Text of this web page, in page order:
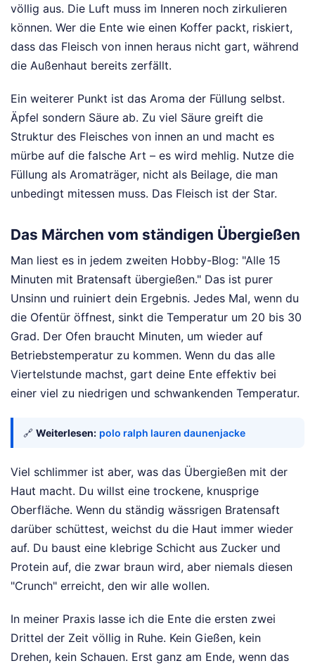
völlig aus. Die Luft muss im Inneren noch zirkulieren
können. Wer die Ente wie einen Koffer packt, riskiert,
dass das Fleisch von innen heraus nicht gart, während
die Außenhaut bereits zerfällt.
Ein weiterer Punkt ist das Aroma der Füllung selbst.
Äpfel sondern Säure ab. Zu viel Säure greift die
Struktur des Fleisches von innen an und macht es
mürbe auf die falsche Art – es wird mehlig. Nutze die
Füllung als Aromaträger, nicht als Beilage, die man
unbedingt mitessen muss. Das Fleisch ist der Star.
Das Märchen vom ständigen Übergießen
Man liest es in jedem zweiten Hobby-Blog: "Alle 15
Minuten mit Bratensaft übergießen." Das ist purer
Unsinn und ruiniert dein Ergebnis. Jedes Mal, wenn du
die Ofentür öffnest, sinkt die Temperatur um 20 bis 30
Grad. Der Ofen braucht Minuten, um wieder auf
Betriebstemperatur zu kommen. Wenn du das alle
Viertelstunde machst, gart deine Ente effektiv bei
einer viel zu niedrigen und schwankenden Temperatur.
🔗 Weiterlesen: polo ralph lauren daunenjacke
Viel schlimmer ist aber, was das Übergießen mit der
Haut macht. Du willst eine trockene, knusprige
Oberfläche. Wenn du ständig wässrigen Bratensaft
darüber schüttest, weichst du die Haut immer wieder
auf. Du baust eine klebrige Schicht aus Zucker und
Protein auf, die zwar braun wird, aber niemals diesen
"Crunch" erreicht, den wir alle wollen.
In meiner Praxis lasse ich die Ente die ersten zwei
Drittel der Zeit völlig in Ruhe. Kein Gießen, kein
Drehen, kein Schauen. Erst ganz am Ende, wenn das